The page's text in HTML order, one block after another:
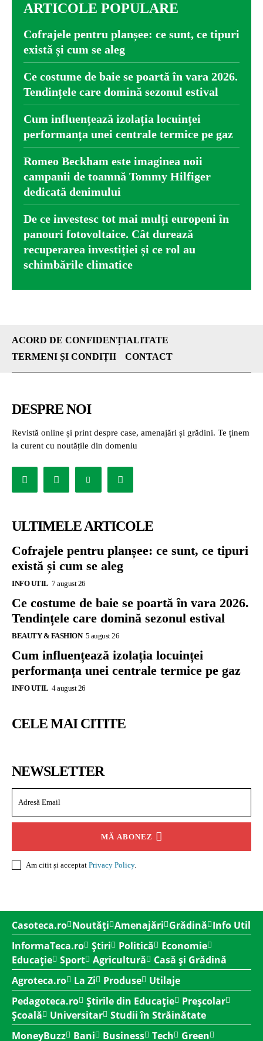
ARTICOLE POPULARE
Cofrajele pentru planșee: ce sunt, ce tipuri
există și cum se aleg
Ce costume de baie se poartă în vara 2026.
Tendințele care domină sezonul estival
Cum influențează izolația locuinței
performanța unei centrale termice pe gaz
Romeo Beckham este imaginea noii
campanii de toamnă Tommy Hilfiger
dedicată denimului
De ce investesc tot mai mulți europeni în
panouri fotovoltaice. Cât durează
recuperarea investiției și ce rol au
schimbările climatice
ACORD DE CONFIDENȚIALITATE
TERMENI ȘI CONDIȚII
CONTACT
DESPRE NOI
Revistă online și print despre case, amenajări și grădini. Te ținem
la curent cu noutățile din domeniu
ULTIMELE ARTICOLE
Cofrajele pentru planșee: ce sunt, ce tipuri
există și cum se aleg
INFO UTIL 7 august 26
Ce costume de baie se poartă în vara 2026.
Tendințele care domină sezonul estival
BEAUTY & FASHION 5 august 26
Cum influențează izolația locuinței
performanța unei centrale termice pe gaz
INFO UTIL 4 august 26
CELE MAI CITITE
NEWSLETTER
MĂ ABONEZ
Am citit și acceptat Privacy Policy.
Casoteca.ro Noutăți Amenajări Grădină Info Util
InformaTeca.ro Știri Politică
Economie
Educație Sport Agricultură
Casă și Grădină
Agroteca.ro
La Zi Produse
Utilaje
Pedagoteca.ro Știrile din Educație
Preșcolar
Școală
Universitar Studii în Străinătate
MoneyBuzz
Bani Business Tech Green